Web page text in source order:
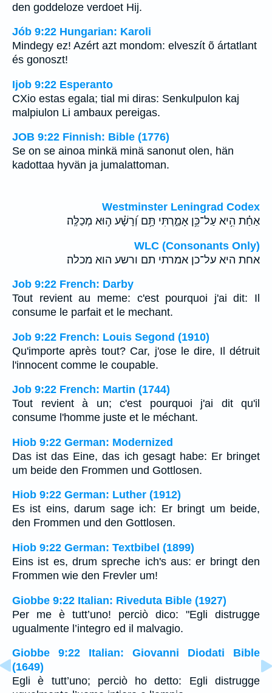
den goddeloze verdoet Hij.
Jób 9:22 Hungarian: Karoli
Mindegy ez! Azért azt mondom: elveszít õ ártatlant
és gonoszt!
Ijob 9:22 Esperanto
CXio estas egala; tial mi diras: Senkulpulon kaj
malpiulon Li ambaux pereigas.
JOB 9:22 Finnish: Bible (1776)
Se on se ainoa minkä minä sanonut olen, hän
kadottaa hyvän ja jumalattoman.
Westminster Leningrad Codex
אַחַ֗ת הִ֥יא עַל־כֵּ֥ן אָמַ֑רְתִּי תָּ֥ם וְ֝רָשָׁ֗ע ה֣וּא מְכַלֶּֽה׃
WLC (Consonants Only)
אחת היא על־כן אמרתי תם ורשע הוא מכלה׃
Job 9:22 French: Darby
Tout revient au meme: c'est pourquoi j'ai dit: Il
consume le parfait et le mechant.
Job 9:22 French: Louis Segond (1910)
Qu'importe après tout? Car, j'ose le dire, Il détruit
l'innocent comme le coupable.
Job 9:22 French: Martin (1744)
Tout revient à un; c'est pourquoi j'ai dit qu'il
consume l'homme juste et le méchant.
Hiob 9:22 German: Modernized
Das ist das Eine, das ich gesagt habe: Er bringet
um beide den Frommen und Gottlosen.
Hiob 9:22 German: Luther (1912)
Es ist eins, darum sage ich: Er bringt um beide,
den Frommen und den Gottlosen.
Hiob 9:22 German: Textbibel (1899)
Eins ist es, drum spreche ich's aus: er bringt den
Frommen wie den Frevler um!
Giobbe 9:22 Italian: Riveduta Bible (1927)
Per me è tutt’uno! perciò dico: "Egli distrugge
ugualmente l’integro ed il malvagio.
Giobbe 9:22 Italian: Giovanni Diodati Bible
(1649)
Egli è tutt’uno; perciò ho detto: Egli distrugge